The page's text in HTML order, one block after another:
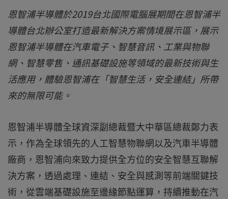
恩智浦半導體於2019台北國際電腦展期間在恩智浦半
導體台北辦公室打造最新解決方案情境展示區，展示
恩智浦半導體在汽車電子、智慧音訊、工業與物聯
網、智慧零售、通訊基礎設施等領域的最新技術與生
活應用，體驗恩智浦在「智慧生活，安全連結」所帶
來的無限可能。
恩智浦半導體全球資深副總裁暨大中華區總裁鄭力表
示，作為全球領先的人工智慧物聯網以及汽車半導體
廠商，恩智浦向來致力提供全方位的安全智慧互聯解
決方案，透過處理、連結、安全與感測等前端關鍵技
術，從雲端基礎設施至邊緣節點運算，持續推動在汽